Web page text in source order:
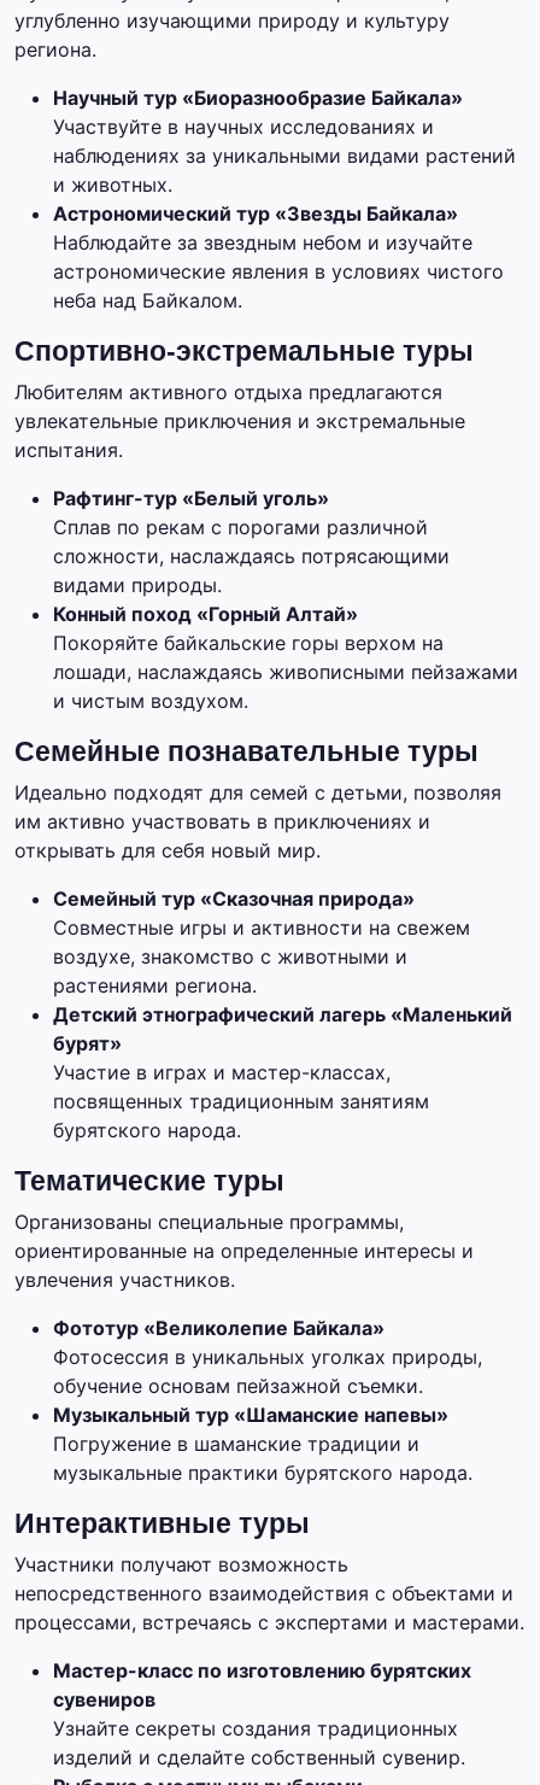
углубленно изучающими природу и культуру
региона.
Научный тур «Биоразнообразие Байкала»
Участвуйте в научных исследованиях и
наблюдениях за уникальными видами растений
и животных.
Астрономический тур «Звезды Байкала»
Наблюдайте за звездным небом и изучайте
астрономические явления в условиях чистого
неба над Байкалом.
Спортивно-экстремальные туры
Любителям активного отдыха предлагаются
увлекательные приключения и экстремальные
испытания.
Рафтинг-тур «Белый уголь»
Сплав по рекам с порогами различной
сложности, наслаждаясь потрясающими
видами природы.
Конный поход «Горный Алтай»
Покоряйте байкальские горы верхом на
лошади, наслаждаясь живописными пейзажами
и чистым воздухом.
Семейные познавательные туры
Идеально подходят для семей с детьми, позволяя
им активно участвовать в приключениях и
открывать для себя новый мир.
Семейный тур «Сказочная природа»
Совместные игры и активности на свежем
воздухе, знакомство с животными и
растениями региона.
Детский этнографический лагерь «Маленький
бурят»
Участие в играх и мастер-классах,
посвященных традиционным занятиям
бурятского народа.
Тематические туры
Организованы специальные программы,
ориентированные на определенные интересы и
увлечения участников.
Фототур «Великолепие Байкала»
Фотосессия в уникальных уголках природы,
обучение основам пейзажной съемки.
Музыкальный тур «Шаманские напевы»
Погружение в шаманские традиции и
музыкальные практики бурятского народа.
Интерактивные туры
Участники получают возможность
непосредственного взаимодействия с объектами и
процессами, встречаясь с экспертами и мастерами.
Мастер-класс по изготовлению бурятских
сувениров
Узнайте секреты создания традиционных
изделий и сделайте собственный сувенир.